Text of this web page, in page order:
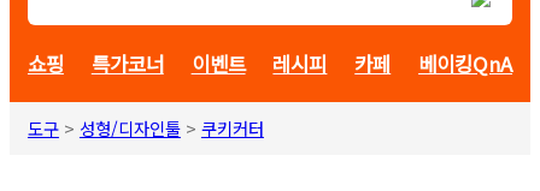
쇼핑 특가코너 이벤트 레시피 카페 베이킹QnA
도구> 성형/디자인툴> 쿠키커터